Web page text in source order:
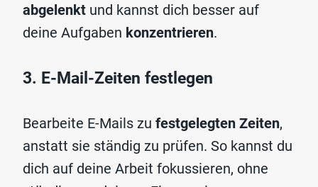
abgelenkt und kannst dich besser auf
deine Aufgaben konzentrieren.
3. E-Mail-Zeiten festlegen
Bearbeite E-Mails zu festgelegten Zeiten,
anstatt sie ständig zu prüfen. So kannst du
dich auf deine Arbeit fokussieren, ohne